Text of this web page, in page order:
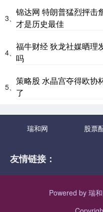
3、
锦达网 特朗普猛烈抨击
才是历史最佳
4、
福牛财经 狄龙社媒晒理
吗
5、
策略股 水晶宫夺得欧协
了
瑞和网 股票
友情链接：
Powered by 瑞